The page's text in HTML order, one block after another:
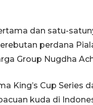
dan satu-
perdana
Group Nugdha
King’s Cup Series
kuda di